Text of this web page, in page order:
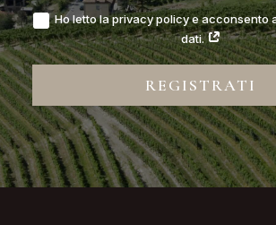
Ho letto la privacy policy e acconsento
dati.
REGISTRATI